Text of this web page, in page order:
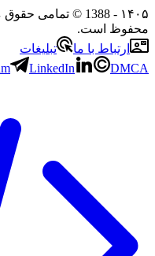
۱۴۰۵
- 1388 © تمامی
محفوظ است.
ارتباط با ما
تبلیغات
LinkedIn DMCA